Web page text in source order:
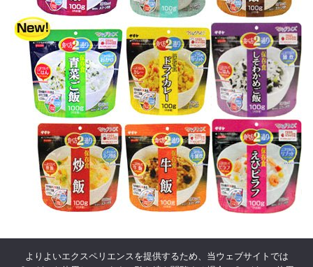
よりよいエクスペリエンスを提供するため、当ウェブサイトでは